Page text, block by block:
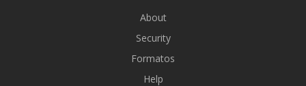
About
Security
Formatos
Help